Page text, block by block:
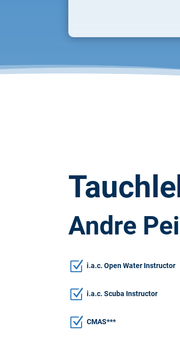
Andre
Z i.a.c. Open Water Instructor
Z i.a.c. Scuba Instructor
Z CMAS***